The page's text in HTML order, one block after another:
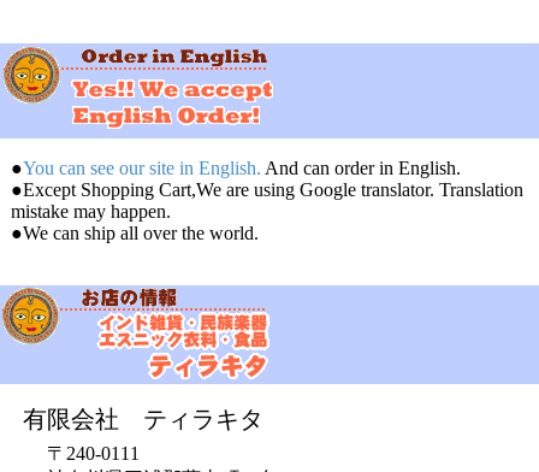
●You can see our site in English. And can order in English.
●Except Shopping Cart,We are using Google translator. Translation
mistake may happen.
●We can ship all over the world.
有限会社 ティラキタ
〒240-0111